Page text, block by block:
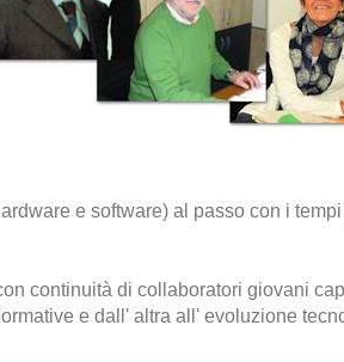
e software) al passo con i
continuità di collaboratori giovani
e dall' altra all' evoluzione